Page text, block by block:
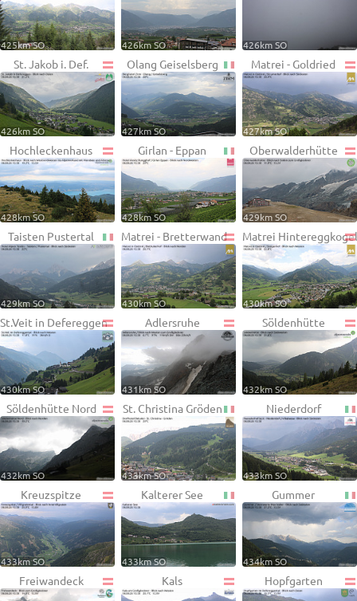
425km SO 426km SO 426km SO
St. Jakob i. Def.
426km SO
Olang Geiselsberg
427km SO
Matrei - Goldried
427km SO
Hochleckenhaus
428km SO
Girlan - Eppan
428km SO
Oberwalderhütte
429km SO
Taisten Pustertal
429km SO
Matrei - Bretterwand
430km SO
Matrei Hintereggkogel
430km SO
St.Veit in Defereggen
430km SO
Adlersruhe
431km SO
Söldenhütte
432km SO
Söldenhütte Nord
432km SO
St. Christina Gröden
433km SO
Niederdorf
433km SO
Kreuzspitze
433km SO
Kalterer See
433km SO
Gummer
434km SO
Freiwandeck Kals Hopfgarten